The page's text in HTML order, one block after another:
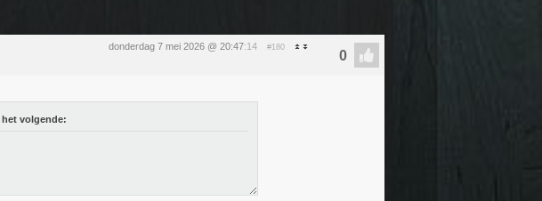
donderdag 7 mei 2026 @ 20:47:14 #180
het volgende: